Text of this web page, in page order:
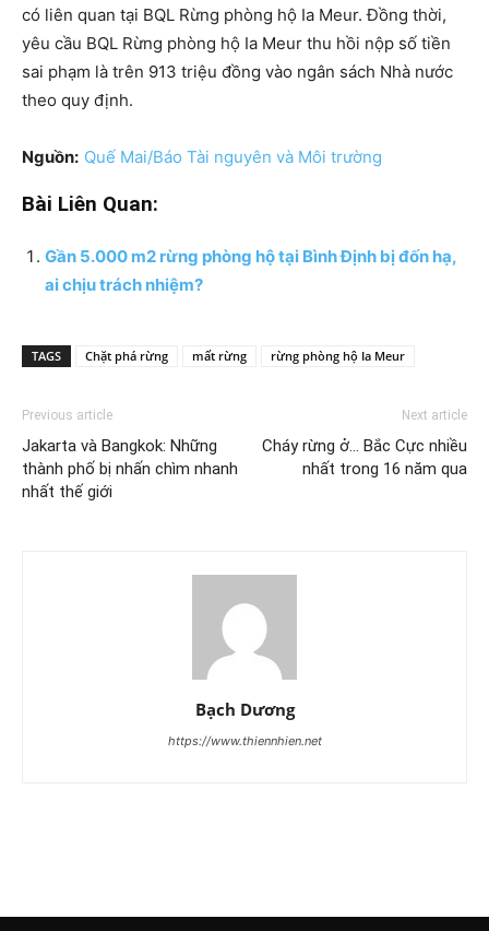
có liên quan tại BQL Rừng phòng hộ Ia Meur. Đồng thời,
yêu cầu BQL Rừng phòng hộ Ia Meur thu hồi nộp số tiền
sai phạm là trên 913 triệu đồng vào ngân sách Nhà nước
theo quy định.
Nguồn: Quế Mai/Báo Tài nguyên và Môi trường
Bài Liên Quan:
Gần 5.000 m2 rừng phòng hộ tại Bình Định bị đốn hạ,
ai chịu trách nhiệm?
TAGS Chặt phá rừng mất rừng rừng phòng hộ Ia Meur
Previous article
Jakarta và Bangkok: Những
thành phố bị nhấn chìm nhanh
nhất thế giới
Next article
Cháy rừng ở… Bắc Cực nhiều
nhất trong 16 năm qua
Bạch Dương
https://www.thiennhien.net